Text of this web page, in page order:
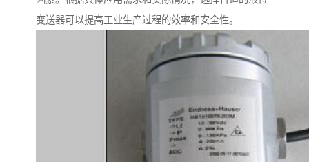
变送器可以提高工业生产过程的效率和安全性。